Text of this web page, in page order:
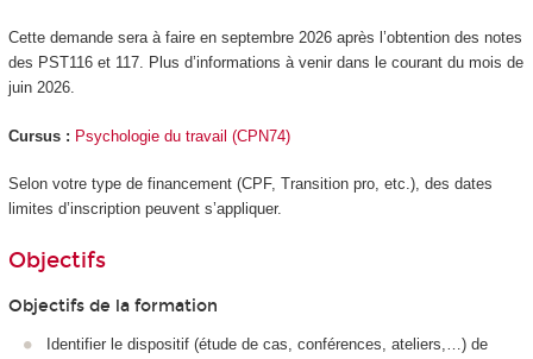
Cette demande sera à faire en septembre 2026 après l’obtention des notes
des PST116 et 117. Plus d’informations à venir dans le courant du mois de
juin 2026.
Cursus : Psychologie du travail (CPN74)
Selon votre type de financement (CPF, Transition pro, etc.), des dates
limites d’inscription peuvent s’appliquer.
Objectifs
Objectifs de la formation
Identifier le dispositif (étude de cas, conférences, ateliers,…) de